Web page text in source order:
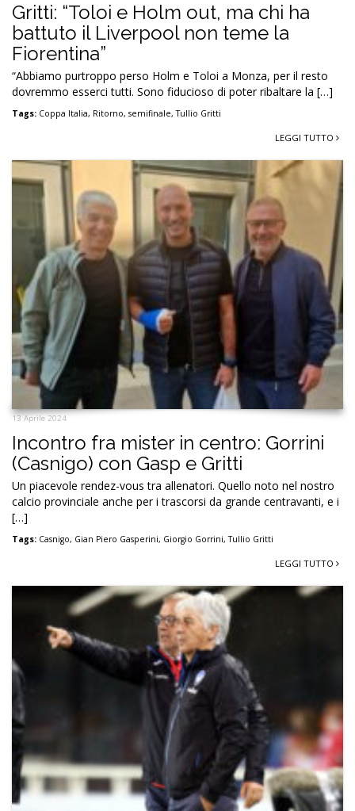
Gritti: “Toloi e Holm out, ma chi ha
battuto il Liverpool non teme la
Fiorentina”
“Abbiamo purtroppo perso Holm e Toloi a Monza, per il resto
dovremmo esserci tutti. Sono fiducioso di poter ribaltare la […]
Tags: Coppa Italia, Ritorno, semifinale,Tullio Gritti
LEGGI TUTTO
13 Aprile 2024
Incontro fra mister in centro: Gorrini
(Casnigo) con Gasp e Gritti
Un piacevole rendez-vous tra allenatori. Quello noto nel nostro
calcio provinciale anche per i trascorsi da grande centravanti, e i
[…]
Tags: Casnigo, Gian Piero Gasperini, Giorgio Gorrini,Tullio Gritti
LEGGI TUTTO